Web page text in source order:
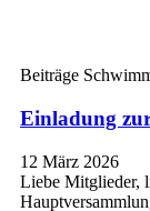
Beiträge
Einladung
12 März 2026
Liebe Mitglieder,